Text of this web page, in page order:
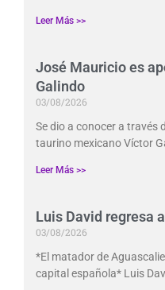
Leer Más >>
José Mauricio es
Galindo
03/08/2026
Se dio a conocer a través
taurino mexicano Víctor
Leer Más >>
Luis David regresa
03/08/2026
*El matador de
capital española* Luis